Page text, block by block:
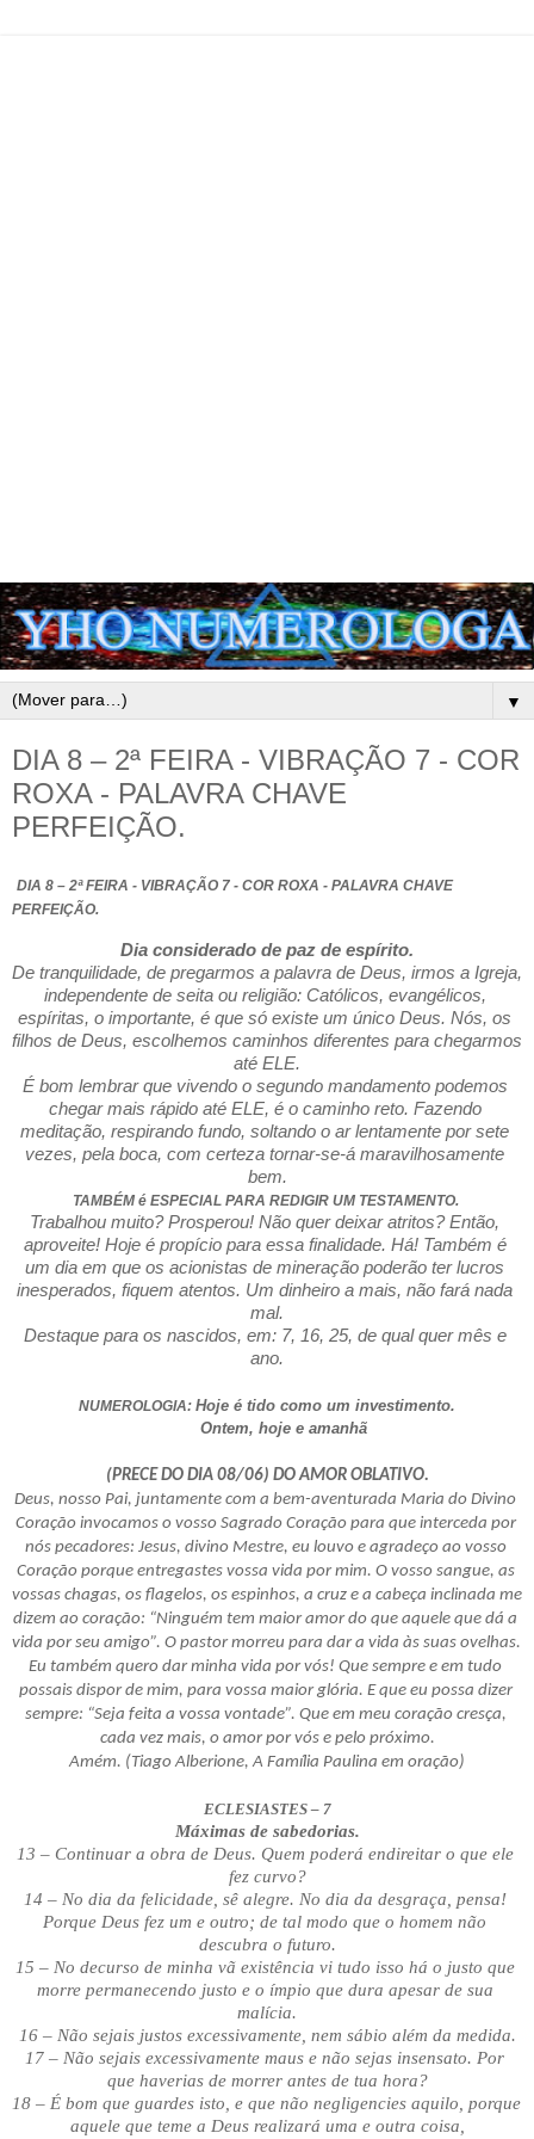
▼
DIA 8 – 2ª FEIRA - VIBRAÇÃO 7 - COR
ROXA - PALAVRA CHAVE
PERFEIÇÃO.
DIA 8 – 2ª FEIRA - VIBRAÇÃO 7 - COR ROXA - PALAVRA CHAVE
PERFEIÇÃO.
Dia considerado de paz de espírito.
De tranquilidade, de pregarmos a palavra de Deus, irmos a Igreja,
independente de seita ou religião: Católicos, evangélicos,
espíritas, o importante, é que só existe um único Deus. Nós, os
filhos de Deus, escolhemos caminhos diferentes para chegarmos
até ELE.
É bom lembrar que vivendo o segundo mandamento podemos
chegar mais rápido até ELE, é o caminho reto. Fazendo
meditação, respirando fundo, soltando o ar lentamente por sete
vezes, pela boca, com certeza tornar-se-á maravilhosamente
bem.
TAMBÉM é ESPECIAL PARA REDIGIR UM TESTAMENTO.
Trabalhou muito? Prosperou! Não quer deixar atritos? Então,
aproveite! Hoje é propício para essa finalidade. Há! Também é
um dia em que os acionistas de mineração poderão ter lucros
inesperados, fiquem atentos. Um dinheiro a mais, não fará nada
mal.
Destaque para os nascidos, em: 7, 16, 25, de qual quer mês e
ano.
NUMEROLOGIA: Hoje é tido como um investimento.
Ontem, hoje e amanhã
(PRECE DO DIA 08/06) DO AMOR OBLATIVO.
Deus, nosso Pai, juntamente com a bem-aventurada Maria do Divino
Coração invocamos o vosso Sagrado Coração para que interceda por
nós pecadores: Jesus, divino Mestre, eu louvo e agradeço ao vosso
Coração porque entregastes vossa vida por mim. O vosso sangue, as
vossas chagas, os flagelos, os espinhos, a cruz e a cabeça inclinada me
dizem ao coração: “Ninguém tem maior amor do que aquele que dá a
vida por seu amigo”. O pastor morreu para dar a vida às suas ovelhas.
Eu também quero dar minha vida por vós! Que sempre e em tudo
possais dispor de mim, para vossa maior glória. E que eu possa dizer
sempre: “Seja feita a vossa vontade”. Que em meu coração cresça,
cada vez mais, o amor por vós e pelo próximo.
Amém. (Tiago Alberione, A Família Paulina em oração)
ECLESIASTES – 7
Máximas de sabedorias.
13 – Continuar a obra de Deus. Quem poderá endireitar o que ele
fez curvo?
14 – No dia da felicidade, sê alegre. No dia da desgraça, pensa!
Porque Deus fez um e outro; de tal modo que o homem não
descubra o futuro.
15 – No decurso de minha vã existência vi tudo isso há o justo que
morre permanecendo justo e o ímpio que dura apesar de sua
malícia.
16 – Não sejais justos excessivamente, nem sábio além da medida.
17 – Não sejais excessivamente maus e não sejas insensato. Por
que haverias de morrer antes de tua hora?
18 – É bom que guardes isto, e que não negligencies aquilo, porque
aquele que teme a Deus realizará uma e outra coisa,